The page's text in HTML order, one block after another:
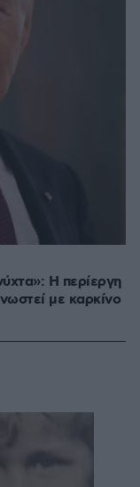
Η περίεργη
με καρκίνο